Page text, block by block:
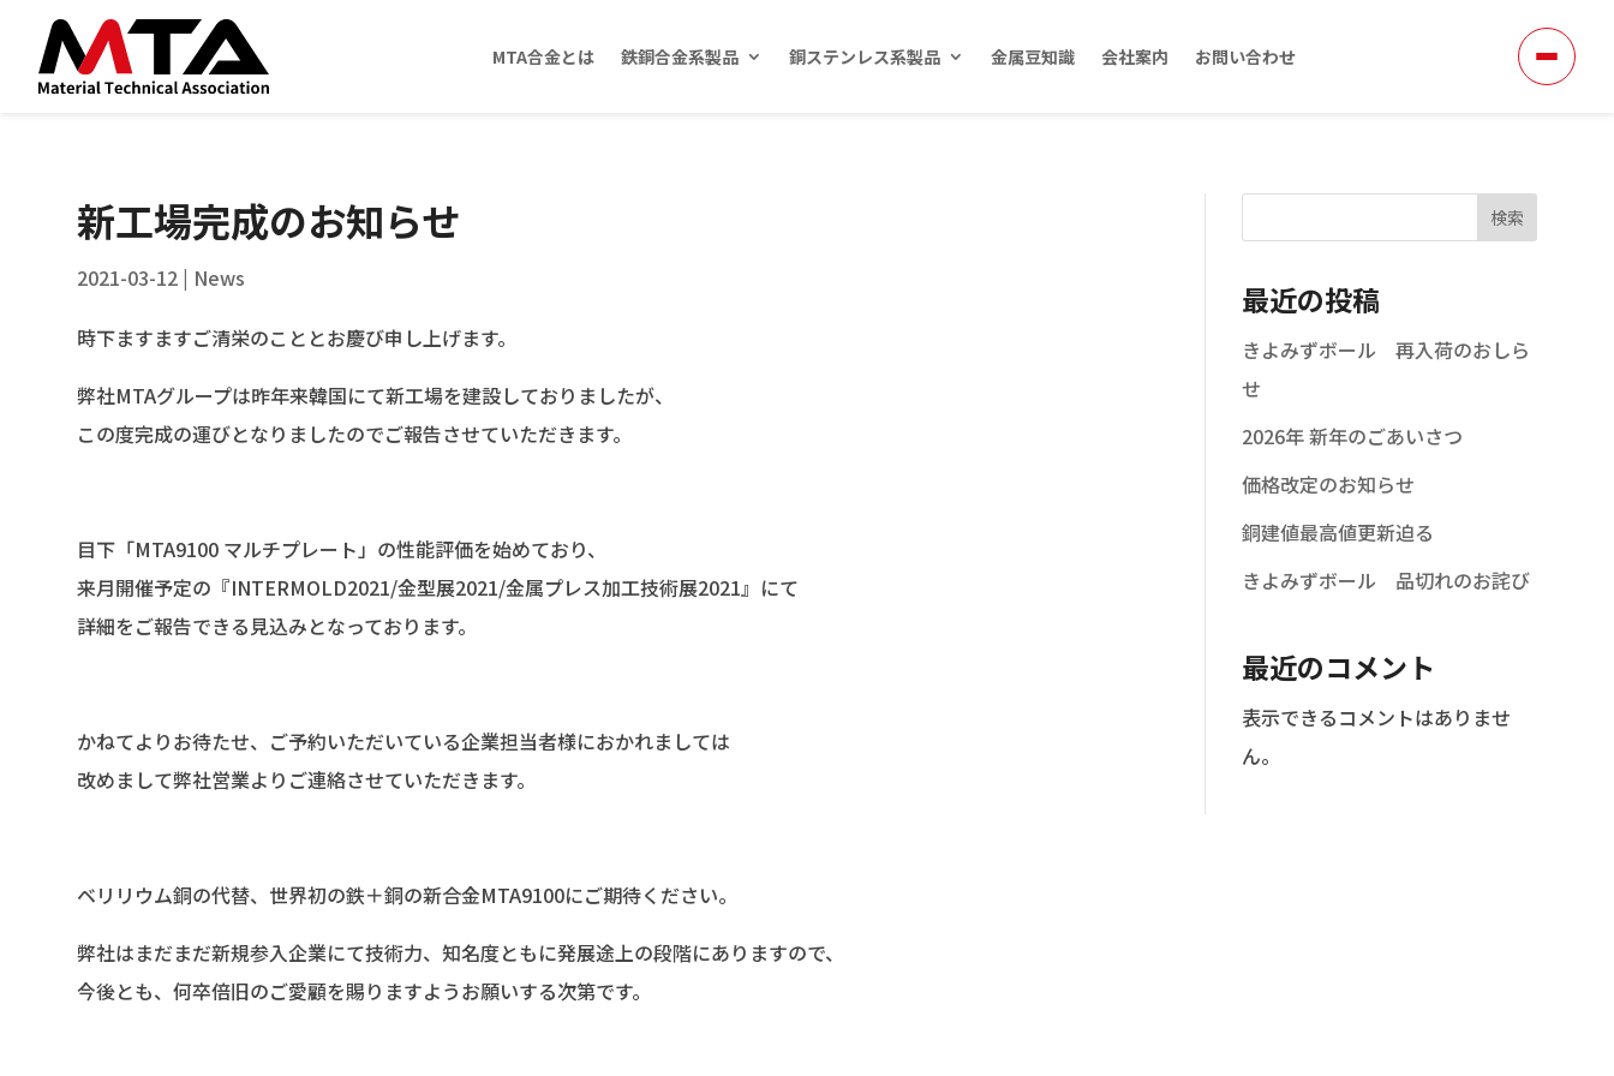
MTA合金とは 鉄銅合金系製品 銅ステンレス系製品 金属豆知識 会社案内 お問い合わせ
新工場完成のお知らせ
2021-03-12 | News
時下ますますご清栄のこととお慶び申し上げます。
弊社MTAグループは昨年来韓国にて新工場を建設しておりましたが、
この度完成の運びとなりましたのでご報告させていただきます。
目下「MTA9100 マルチプレート」の性能評価を始めており、
来月開催予定の『INTERMOLD2021/金型展2021/金属プレス加工技術展2021』にて
詳細をご報告できる見込みとなっております。
かねてよりお待たせ、ご予約いただいている企業担当者様におかれましては
改めまして弊社営業よりご連絡させていただきます。
ベリリウム銅の代替、世界初の鉄＋銅の新合金MTA9100にご期待ください。
弊社はまだまだ新規参入企業にて技術力、知名度ともに発展途上の段階にありますので、
今後とも、何卒倍旧のご愛顧を賜りますようお願いする次第です。
検索
最近の投稿
きよみずボール 再入荷のおしら
せ
2026年 新年のごあいさつ
価格改定のお知らせ
銅建値最高値更新迫る
きよみずボール 品切れのお詫び
最近のコメント
表示できるコメントはありませ
ん。